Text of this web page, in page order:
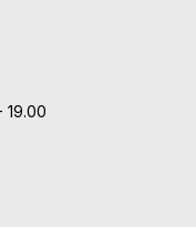
19.00